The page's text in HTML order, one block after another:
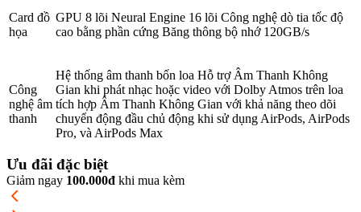
Card đồ
họa
GPU 8 lõi Neural Engine 16 lõi Công nghệ dò tia tốc độ
cao bằng phần cứng Băng thông bộ nhớ 120GB/s
Công
nghệ âm
thanh
Hệ thống âm thanh bốn loa Hỗ trợ Âm Thanh Không
Gian khi phát nhạc hoặc video với Dolby Atmos trên loa
tích hợp Âm Thanh Không Gian với khả năng theo dõi
chuyển động đầu chủ động khi sử dụng AirPods, AirPods
Pro, và AirPods Max
Ưu đãi đặc biệt
Giảm ngay 100.000đ khi mua kèm